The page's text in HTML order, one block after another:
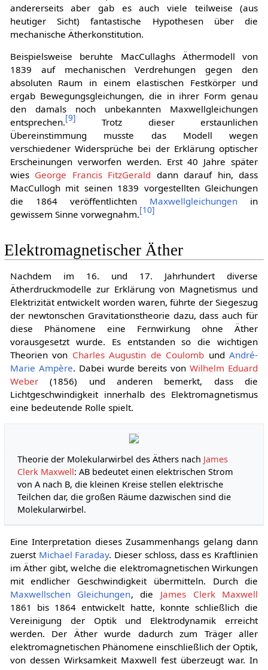
andererseits aber gab es auch viele teilweise (aus
heutiger Sicht) fantastische Hypothesen über die
mechanische Ätherkonstitution.
Beispielsweise beruhte MacCullaghs Äthermodell von
1839 auf mechanischen Verdrehungen gegen den
absoluten Raum in einem elastischen Festkörper und
ergab Bewegungsgleichungen, die in ihrer Form genau
den damals noch unbekannten Maxwellgleichungen
entsprechen.[9] Trotz dieser erstaunlichen
Übereinstimmung musste das Modell wegen
verschiedener Widersprüche bei der Erklärung optischer
Erscheinungen verworfen werden. Erst 40 Jahre später
wies George Francis FitzGerald dann darauf hin, dass
MacCullogh mit seinen 1839 vorgestellten Gleichungen
die 1864 veröffentlichten Maxwellgleichungen in
gewissem Sinne vorwegnahm.[10]
Elektromagnetischer Äther
Nachdem im 16. und 17. Jahrhundert diverse
Ätherdruckmodelle zur Erklärung von Magnetismus und
Elektrizität entwickelt worden waren, führte der Siegeszug
der newtonschen Gravitationstheorie dazu, dass auch für
diese Phänomene eine Fernwirkung ohne Äther
vorausgesetzt wurde. Es entstanden so die wichtigen
Theorien von Charles Augustin de Coulomb undAndré-
Marie Ampère. Dabei wurde bereits vonWilhelm Eduard
Weber(1856) und anderen bemerkt, dass die
Lichtgeschwindigkeit innerhalb des Elektromagnetismus
eine bedeutende Rolle spielt.
Theorie der Molekularwirbel des Äthers nach James
Clerk Maxwell: AB bedeutet einen elektrischen Strom
von A nach B, die kleinen Kreise stellen elektrische
Teilchen dar, die großen Räume dazwischen sind die
Molekularwirbel.
Eine Interpretation dieses Zusammenhangs gelang dann
zuerst Michael Faraday. Dieser schloss, dass es Kraftlinien
im Äther gibt, welche die elektromagnetischen Wirkungen
mit endlicher Geschwindigkeit übermitteln. Durch die
Maxwellschen Gleichungen, die James Clerk Maxwell
1861 bis 1864 entwickelt hatte, konnte schließlich die
Vereinigung der Optik und Elektrodynamik erreicht
werden. Der Äther wurde dadurch zum Träger aller
elektromagnetischen Phänomene einschließlich der Optik,
von dessen Wirksamkeit Maxwell fest überzeugt war. In